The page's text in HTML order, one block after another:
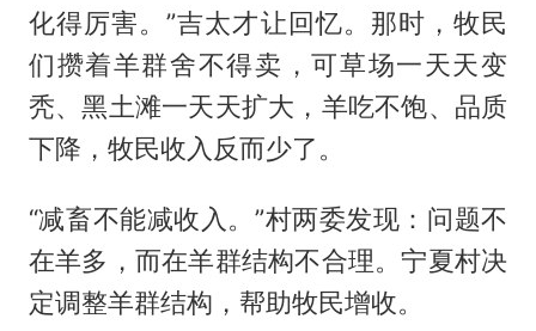
化得厉害。”吉太才让回忆。那时，牧民
们攒着羊群舍不得卖，可草场一天天变
秃、黑土滩一天天扩大，羊吃不饱、品质
下降，牧民收入反而少了。
“减畜不能减收入。”村两委发现：问题不
在羊多，而在羊群结构不合理。宁夏村决
定调整羊群结构，帮助牧民增收。